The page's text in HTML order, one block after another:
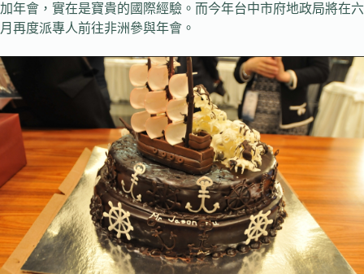
加年會，實在是寶貴的國際經驗。而今年台中市府地政局將在六
月再度派專人前往非洲參與年會。